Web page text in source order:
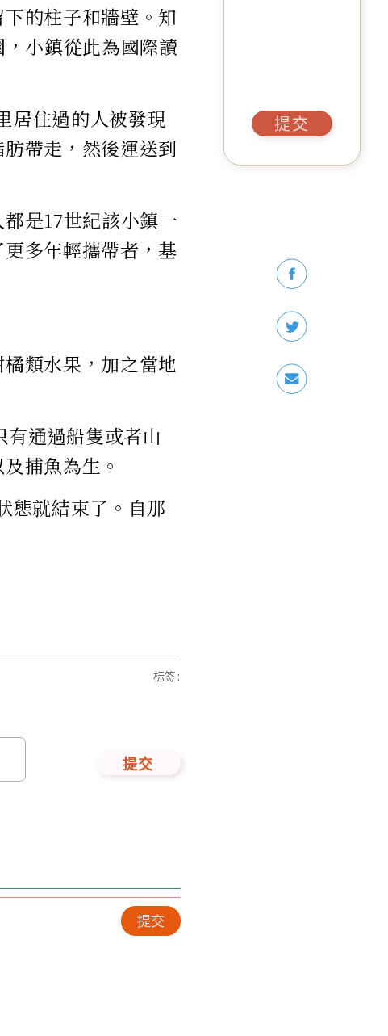
的柱子和牆壁。知
小鎮從此為國際讀
居住過的人被發現
帶走，然後運送到
是17世紀該小鎮一
多年輕攜帶者，基
類水果，加之當地
通過船隻或者山
捕魚為生。
就結束了。自那
提交
标签:
提交
提交